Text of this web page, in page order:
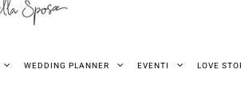
WEDDING PLANNER EVENTI LOVE